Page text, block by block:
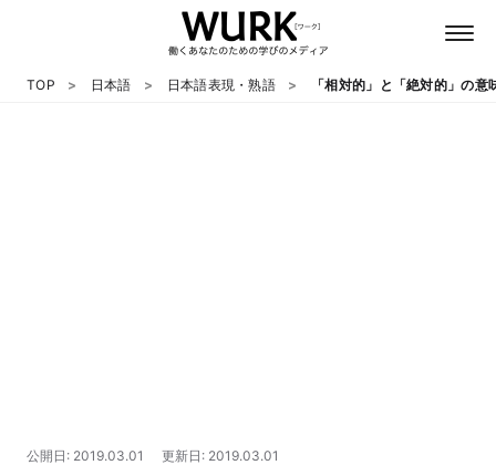
TOP 日本語 日本語表現・熟語 「相対的」と「絶対的」の
公開日: 2019.03.01 更新日: 2019.03.01